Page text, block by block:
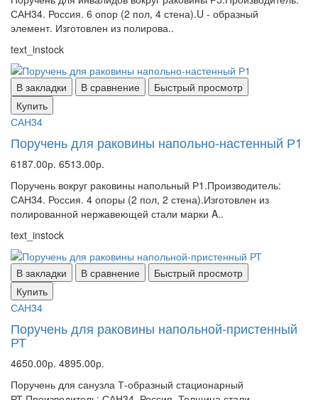
САН34. Россия. 6 опор (2 пол, 4 стена).U - образный
элемент. Изготовлен из полирова..
text_instock
В закладки В сравнение
Быстрый просмотр
Купить
САН34
Поручень для раковины напольно-настенный Р1
6187.00р. 6513.00р.
Поручень вокруг раковины напольный Р1.Производитель:
САН34. Россия. 4 опоры (2 пол, 2 стена).Изготовлен из
полированной нержавеющей стали марки A..
text_instock
В закладки В сравнение
Быстрый просмотр
Купить
САН34
Поручень для раковины напольной-пристенный
РТ
4650.00р. 4895.00р.
Поручень для санузла Т-образный стационарный